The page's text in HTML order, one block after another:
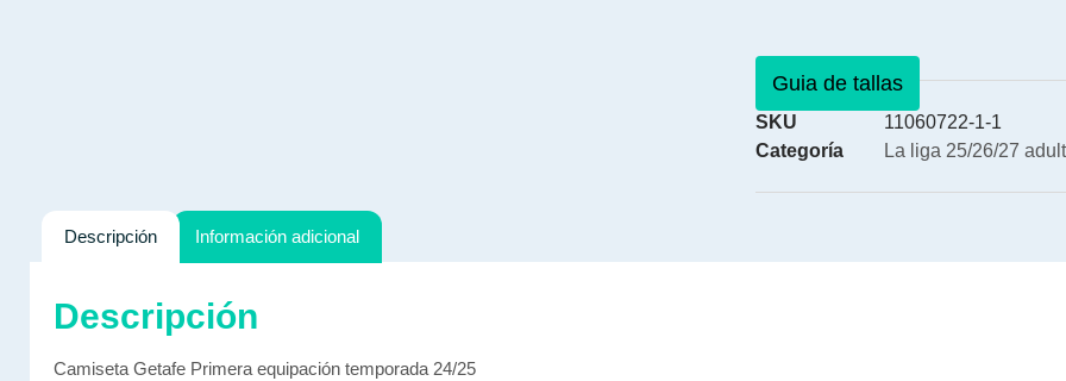
Guia de tallas
SKU
11060722-1-1
Categoría
La liga 25/26/27
Descripción Información adicional
Descripción
Camiseta Getafe Primera equipación temporada 24/25